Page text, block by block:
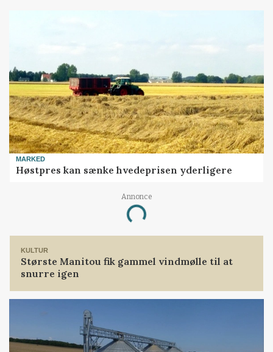
MARKED
Høstpres kan sænke hvedeprisen yderligere
Annonce
Loading...
KULTUR
Største Manitou fik gammel vindmølle til at
snurre igen